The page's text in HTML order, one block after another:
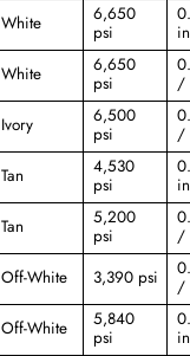
White
6,650
psi
White
6,650
psi
/
Ivory
6,500
psi
/
Tan
4,530
psi
Tan
5,200
psi
/
Off-White 3,390 psi
/
Off-White
5,840
psi